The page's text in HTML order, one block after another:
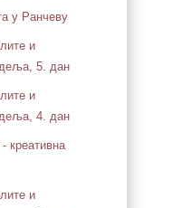
у Ранчеву
и
5. дан
и
4. дан
- креативна
и